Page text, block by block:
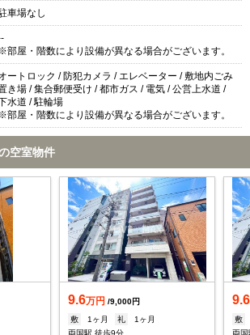
車場なし
部屋・階数により設備が異なる場合がございます。
ートロック / 防犯カメラ / エレベーター / 敷地内ごみ
き場 / 集合郵便受け / 都市ガス / 電気 / 公営上水道 /
水道 / 駐輪場
部屋・階数により設備が異なる場合がございます。
空室物件
9.6万円 /9,000円
敷
1ヶ月 礼
1ヶ月
両国駅 徒歩9分
9.6
敷
両国